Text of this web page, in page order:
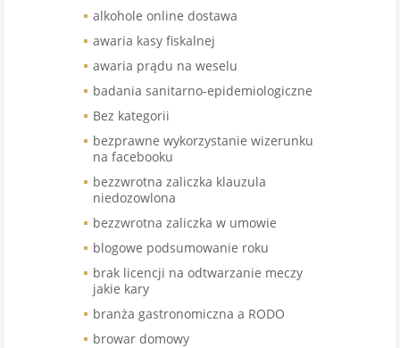
alkohole online dostawa
awaria kasy fiskalnej
awaria prądu na weselu
badania sanitarno-epidemiologiczne
Bez kategorii
bezprawne wykorzystanie wizerunku
na facebooku
bezzwrotna zaliczka klauzula
niedozowlona
bezzwrotna zaliczka w umowie
blogowe podsumowanie roku
brak licencji na odtwarzanie meczy
jakie kary
branża gastronomiczna a RODO
browar domowy